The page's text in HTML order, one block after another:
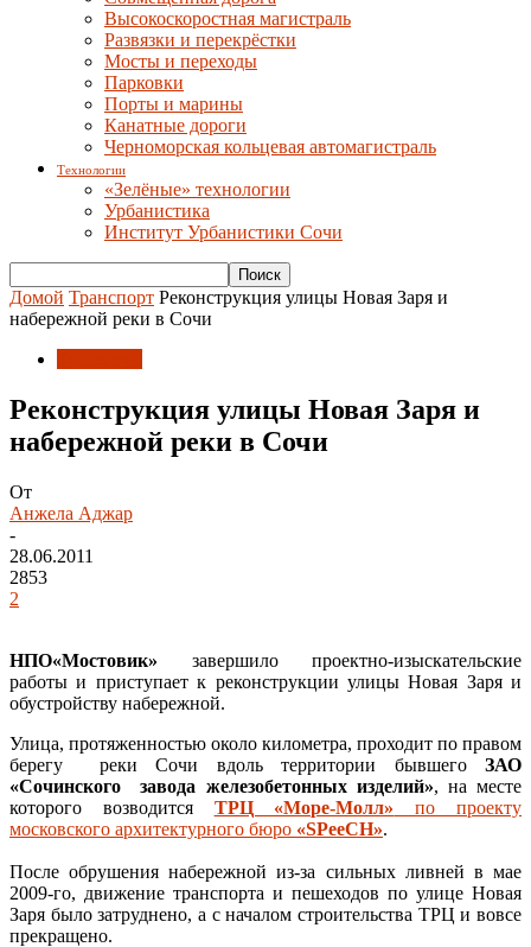
Высокоскоростная магистраль
Развязки и перекрёстки
Мосты и переходы
Парковки
Порты и марины
Канатные дороги
Черноморская кольцевая автомагистраль
Технологии
«Зелёные» технологии
Урбанистика
Институт Урбанистики Сочи
Домой Транспорт Реконструкция улицы Новая Заря и
набережной реки в Сочи
Реконструкция улицы Новая Заря и
набережной реки в Сочи
От
Анжела Аджар
-
28.06.2011
2853
2
НПО«Мостовик» завершило проектно-изыскательские
работы и приступает к реконструкции улицы Новая Заря и
обустройству набережной.
Улица, протяженностью около километра, проходит по правом
берегу реки Сочи вдоль территории бывшего ЗАО
«Сочинского завода железобетонных изделий», на месте
которого возводится ТРЦ «Море-Молл» по проекту
московского архитектурного бюро «SPeeCH».
После обрушения набережной из-за сильных ливней в мае
2009-го, движение транспорта и пешеходов по улице Новая
Заря было затруднено, а с началом строительства ТРЦ и вовсе
прекращено.